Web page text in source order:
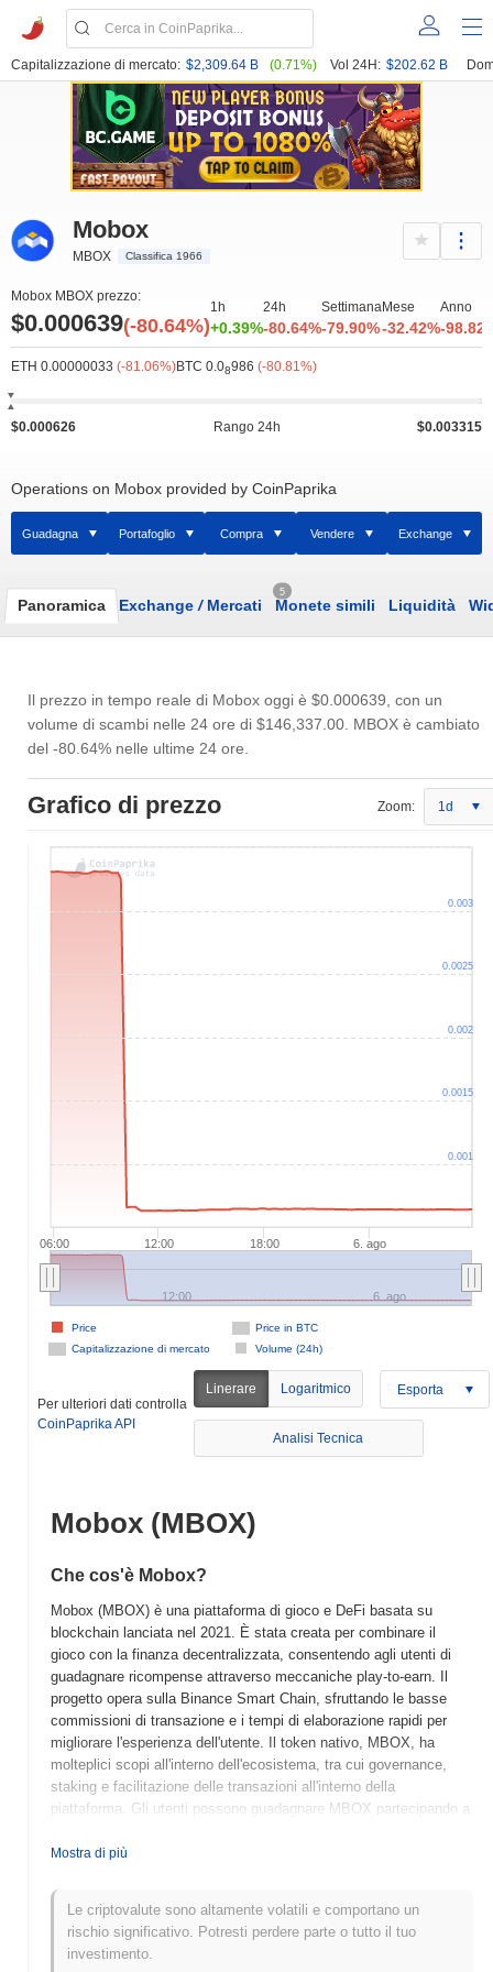
Capitalizzazione di mercato: $2,309.64 B (0.71%) Vol 24H: $202.62 B
Mobox
MBOX Classifica 1966
Mobox MBOX prezzo:
$0.000639(-80.64%)
1h
+0.39%
24h
-80.64%
Settimana
-79.90%
Mese
-32.42%
Anno
-
ETH 0.00000033 (-81.06%)BTC 0.08986 (-80.81%)
$0.000626 Rango 24h $0.003315
Operations on Mobox provided by CoinPaprika
Guadagna Portafoglio Compra Vendere Exchange
Panoramica Exchange /Mercati
5
Monete simili Liquidità
Il prezzo in tempo reale di Mobox oggi è $0.000639 , con un
volume di scambi nelle 24 ore di $146,337.00 . MBOX è cambiato
del -80.64% nelle ultime 24 ore.
Grafico di prezzo Zoom: 1d
06:00 12:00 18:00 6. ago
Price in BTC
Capitalizzazione di mercato
Volume (24h)
Price
12:00 6. ago
0.001
0.0015
0.002
0.0025
0.003
Per ulteriori dati controlla
CoinPaprika API
Linerare Logaritmico Esporta
Analisi Tecnica
Mobox (MBOX)
Che cos'è Mobox?
Mobox (MBOX) è una piattaforma di gioco e DeFi basata su
blockchain lanciata nel 2021. È stata creata per combinare il
gioco con la finanza decentralizzata, consentendo agli utenti di
guadagnare ricompense attraverso meccaniche play-to-earn. Il
progetto opera sulla Binance Smart Chain, sfruttando le basse
commissioni di transazione e i tempi di elaborazione rapidi per
migliorare l'esperienza dell'utente. Il token nativo, MBOX, ha
molteplici scopi all'interno dell'ecosistema, tra cui governance,
staking e facilitazione delle transazioni all'interno della
piattaforma. Gli utenti possono guadagnare MBOX partecipando a
Mobox si distingue per la sua integrazione unica di gioco e DeFi,
guadagnare mentre giocano. Questo approccio innovativo
posiziona Mobox come un attore significativo nell'intersezione in
crescita tra gioco e tecnologia blockchain, attirando sia i giocatori
che gli appassionati di criptovalute.
Mostra di più
Le criptovalute sono altamente volatili e comportano un
rischio significativo. Potresti perdere parte o tutto il tuo
investimento.